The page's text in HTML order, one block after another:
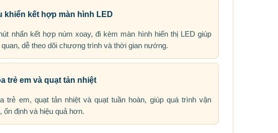
khiển kết hợp màn hình LED
nhấn kết hợp núm xoay, đi kèm màn hình hiển thị LED giúp
dễ theo dõi chương trình và thời gian nướng.
trẻ em và quạt tản nhiệt
trẻ em, quạt tản nhiệt và quạt tuần hoàn, giúp quá trình vận
ổn định và hiệu quả hơn.